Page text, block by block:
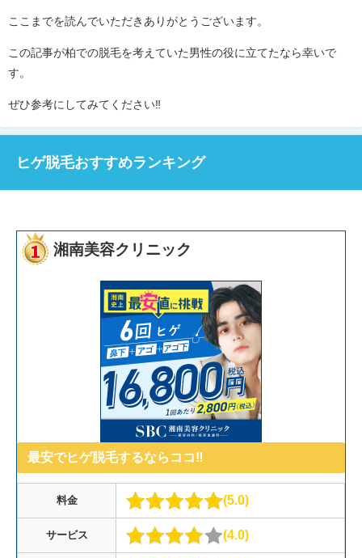
ここまでを読んでいただきありがとうございます。
この記事が柏での脱毛を考えていた男性の役に立てたなら幸いで
す。
ぜひ参考にしてみてください‼︎
ヒゲ脱毛おすすめランキング
湘南美容クリニック
最安でヒゲ脱毛するならココ‼︎
料金 5.0
サービス 4.0